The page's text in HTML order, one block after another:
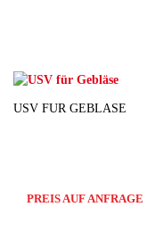
USV FÜR GEBLÄSE
PREIS AUF ANFRAGE